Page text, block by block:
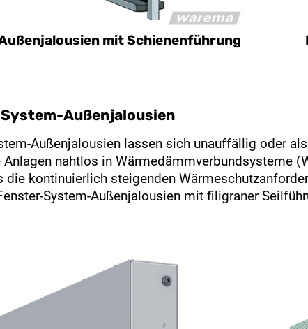
mit Schienenführung
Außenjalousien
Außenjalousien lassen sich unauffällig oder
Anlagen nahtlos in Wärmedämmverbundsysteme
die kontinuierlich steigenden
System-Außenjalousien mit filigraner